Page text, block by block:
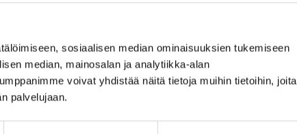
sosiaalisen median ominaisuuksien tukemiseen
median, mainosalan ja analytiikka-alan
voivat yhdistää näitä tietoja muihin tietoihin, joita
palvelujaan.
p. 050 514 4484